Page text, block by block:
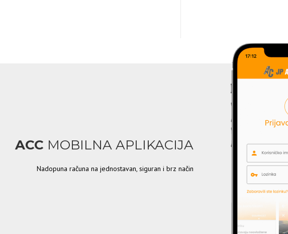
ACC MOBILNA APLIKACIJA
Nadopuna računa na jednostavan, siguran i brz način